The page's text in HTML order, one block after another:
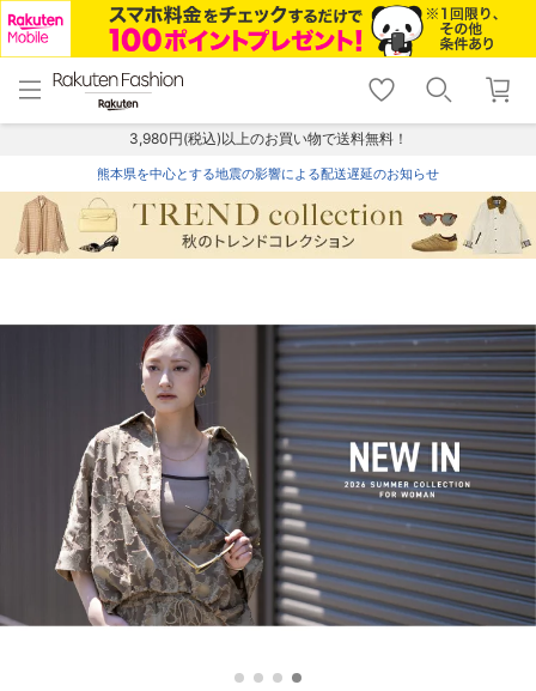
menu home
トップ
shopping_cart lock_outline
ログイン
3,980円(税込)以上のお買い物で送料無料！
熊本県を中心とする地震の影響による配送遅延のお知らせ